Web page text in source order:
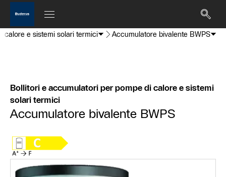
calore e sistemi solari termici Accumulatore bivalente BWPS
Bollitori e accumulatori per pompe di calore e sistemi
solari termici
Accumulatore bivalente BWPS